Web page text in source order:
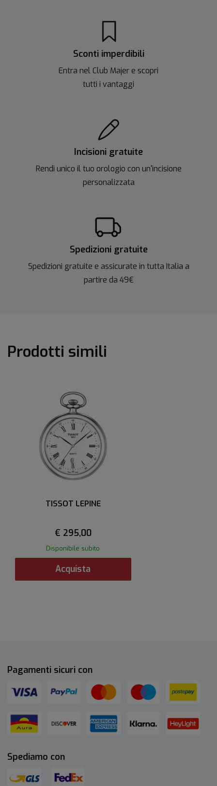
Sconti imperdibili
Entra nel Club Majer e scopri
tutti i vantaggi
Incisioni gratuite
Rendi unico il tuo orologio con un'incisione
personalizzata
Spedizioni gratuite
Spedizioni gratuite e assicurate in tutta Italia a
partire da 49€
Prodotti simili
TISSOT LEPINE
€ 295,00
Disponibile subito
Acquista
Pagamenti sicuri con
Spediamo con